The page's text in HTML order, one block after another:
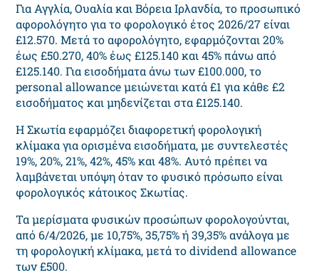
Για Αγγλία, Ουαλία και Βόρεια Ιρλανδία, το προσωπικό
αφορολόγητο για το φορολογικό έτος 2026/27 είναι
£12.570. Μετά το αφορολόγητο, εφαρμόζονται 20%
έως £50.270, 40% έως £125.140 και 45% πάνω από
£125.140. Για εισοδήματα άνω των £100.000, το
personal allowance μειώνεται κατά £1 για κάθε £2
εισοδήματος και μηδενίζεται στα £125.140.
Η Σκωτία εφαρμόζει διαφορετική φορολογική
κλίμακα για ορισμένα εισοδήματα, με συντελεστές
19%, 20%, 21%, 42%, 45% και 48%. Αυτό πρέπει να
λαμβάνεται υπόψη όταν το φυσικό πρόσωπο είναι
φορολογικός κάτοικος Σκωτίας.
Τα μερίσματα φυσικών προσώπων φορολογούνται,
από 6/4/2026, με 10,75%, 35,75% ή 39,35% ανάλογα με
τη φορολογική κλίμακα, μετά το dividend allowance
των £500.